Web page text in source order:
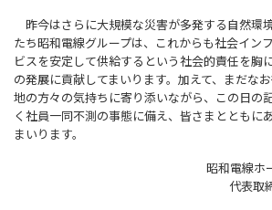
昨今はさらに大規模な災害が多発する自然環
たち昭和電線グループは、これからも社会イン
ビスを安定して供給するという社会的責任を胸
の発展に貢献してまいります。加えて、まだな
地の方々の気持ちに寄り添いながら、この日の
く社員一同不測の事態に備え、皆さまとともに
まいります。
昭和電線ホ
代表